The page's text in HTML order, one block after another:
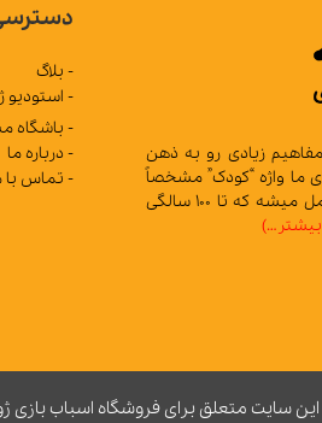
رو به ذهن
مشخصاً
تمام آرزوها و رویاهایی رو شامل میشه که تا 100 سالگی
دسترسی سریع
- استودیو ژوپیتر
- باشگاه مشتریان
- درباره ما
- تماس با ما
برای فروشگاه اسباب بازی ژوپیتر